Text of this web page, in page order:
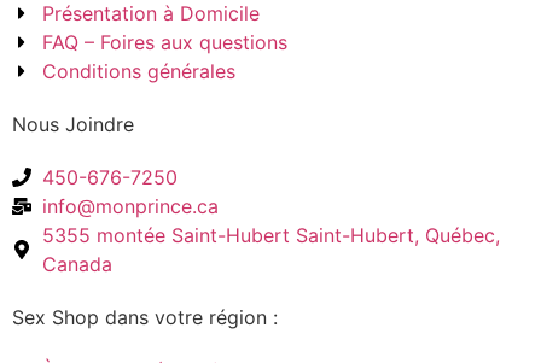
Présentation à Domicile
FAQ – Foires aux questions
Conditions générales
Nous Joindre
450-676-7250
info@monprince.ca
5355 montée Saint-Hubert Saint-Hubert, Québec,
Canada
Sex Shop dans votre région :